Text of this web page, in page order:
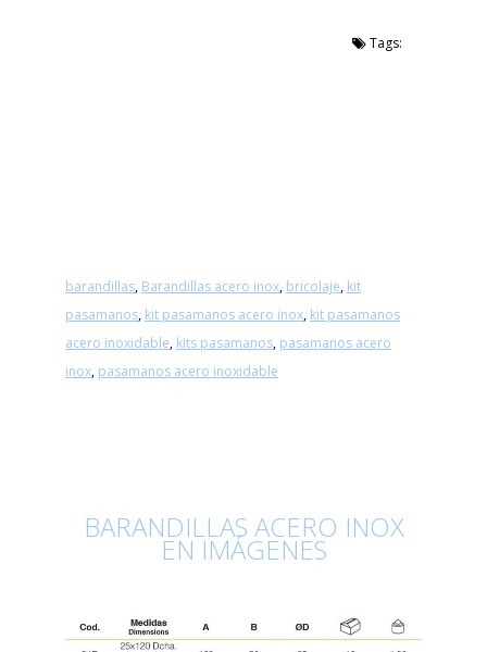
Tags:
barandillas, Barandillas acero inox, bricolaje, kit
pasamanos, kit pasamanos acero inox, kit pasamanos
acero inoxidable, kits pasamanos, pasamanos acero
inox, pasamanos acero inoxidable
BARANDILLAS ACERO INOX
EN IMÁGENES